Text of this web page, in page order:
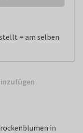
= am selben
in